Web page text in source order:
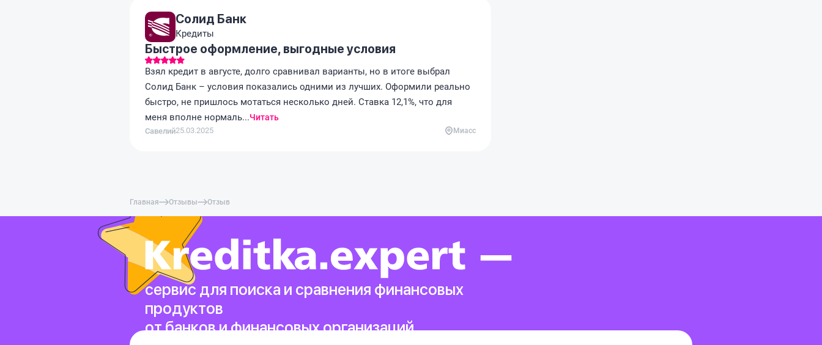
Солид Банк
Кредиты
Быстрое оформление, выгодные условия
Взял кредит в августе, долго сравнивал варианты, но в итоге выбрал
Солид Банк – условия показались одними из лучших. Оформили реально
быстро, не пришлось мотаться несколько дней. Ставка 12,1%, что для
меня вполне нормаль...Читать
Савелий25.03.2025 Миасс
Главная Отзывы Отзыв
сервис для поиска и сравнения финансовых
продуктов
от банков и финансовых организаций.